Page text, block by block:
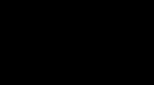
mit dem Kameramann Acácio
sanfte Kamerafahrten im Freien
Interior-Shots verleihen
Ruhe, die eine große
(ts)